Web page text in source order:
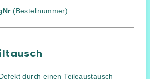
(Bestellnummer)
durch einen Teileaustausch